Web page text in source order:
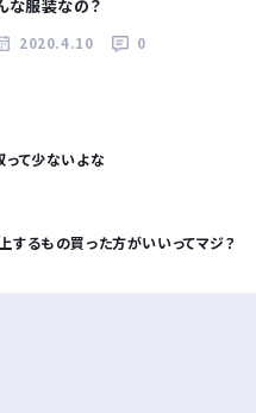
な服装なの？
2020.4.10 0
って少ないよな
るもの買った方がいいってマジ？